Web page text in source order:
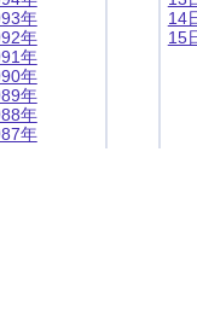
年
年
年
年
年
年
年
14
15